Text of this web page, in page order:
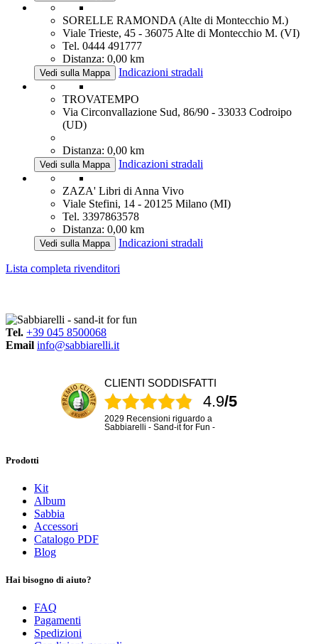
SORELLE RAMONDA (Alte di Montecchio M.)
Viale Trieste, 45 - 36075 Alte di Montecchio M. (VI)
Tel. 0444 491777
Distanza: 0,00 km
Vedi sulla Mappa Indicazioni stradali
TROVATEMPO
Via Circonvallazione Sud, 86/90 - 33033 Codroipo
(UD)
Distanza: 0,00 km
Vedi sulla Mappa Indicazioni stradali
ZAZA' Libri di Anna Vivo
Viale Stefini, 14 - 20125 Milano (MI)
Tel. 3397863578
Distanza: 0,00 km
Vedi sulla Mappa Indicazioni stradali
Lista completa rivenditori
Tel. +39 045 8500068
Email info@sabbiarelli.it
CLIENTI SODDISFATTI
4.9/5
2029 Recensioni riguardo a
Sabbiarelli - Sand-it for Fun -
Prodotti
Kit
Album
Sabbia
Accessori
Catalogo PDF
Blog
Hai bisogno di aiuto?
FAQ
Pagamenti
Spedizioni